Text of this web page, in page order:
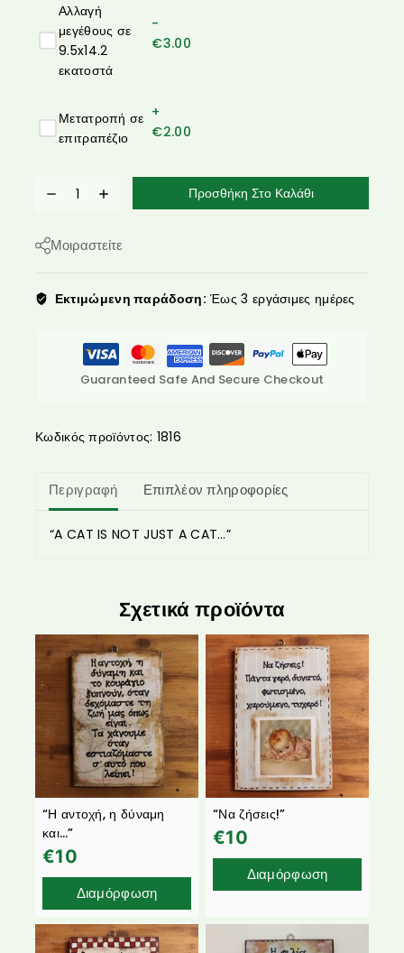
Αλλαγή
μεγέθους σε
9.5x14.2
εκατοστά
-
€3.00
Μετατροπή σε
επιτραπέζιο
+
€2.00
Προσθήκη Στο Καλάθι
Μοιραστείτε
Εκτιμώμενη παράδοση: Έως 3 εργάσιμες ημέρες
Guaranteed Safe And Secure Checkout
Κωδικός προϊόντος: 1816
Περιγραφή Επιπλέον πληροφορίες
“A CAT IS NOT JUST A CAT…”
Σχετικά προϊόντα
“Η αντοχή, η δύναμη
και…”
€10
Διαμόρφωση
“Να ζήσεις!”
€10
Διαμόρφωση